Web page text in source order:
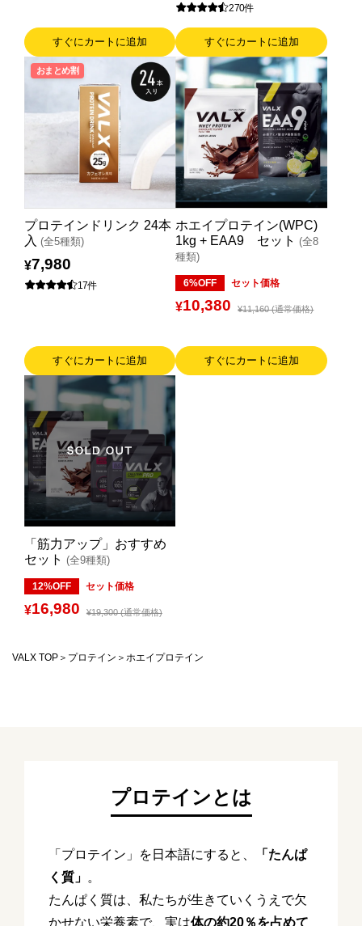
すぐにカートに追加
270件
すぐにカートに追加
おまとめ割
プロテインドリンク 24本
入 (全5種類)
¥7,980
17件
すぐにカートに追加
ホエイプロテイン(WPC)
1kg + EAA9 セット(全8
種類)
6%OFF セット価格
¥10,380 ¥11,160 (通常価格)
すぐにカートに追加
「筋力アップ」おすすめ
セット (全9種類)
12%OFF セット価格
¥16,980 ¥19,300 (通常価格)
VALX TOP プロテイン ホエイプロテイン
プロテインとは
「プロテイン」を日本語にすると、
「たんぱ
く質」
。
たんぱく質は、私たちが生きていくうえで欠
かせない栄養素で、実は体の約20％を占めて